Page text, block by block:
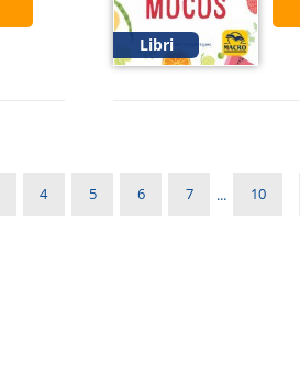
Libri
4 5 6 7 ... 10